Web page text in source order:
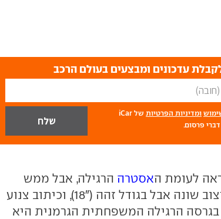
עדכונים ומבצעים בעולם הרכב
ומדיניות הפרטיות
של iCar
פרסום.
לעומת האסטרה הרגילה, אבל ממש
מעט. חישוקים בעיצוב שונה אבל בגודל זהה ("18), וכיתוב צנוע
בגרסה הרגילה המשפחתית הגרמנית היא